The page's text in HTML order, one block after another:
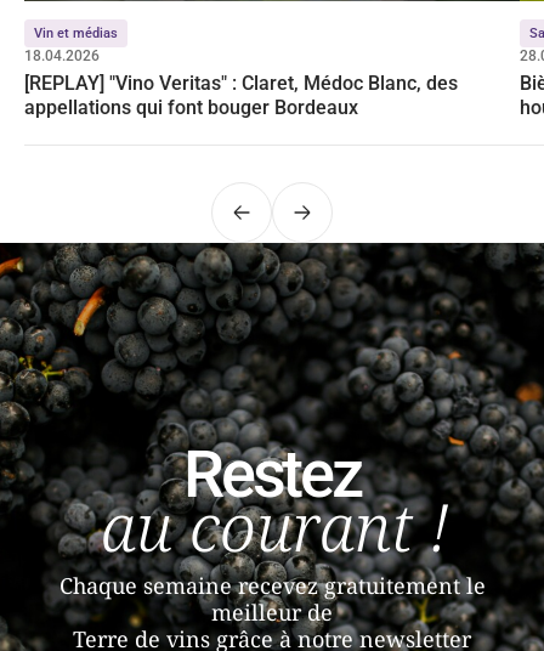
Vin et médias
18.04.2026
[REPLAY] "Vino Veritas" : Claret, Médoc Blanc, des
appellations qui font bouger Bordeaux
PrécédentSuivant
Restez
au courant !
Chaque semaine recevez gratuitement le
meilleur de
Terre de vins grâce à notre newsletter